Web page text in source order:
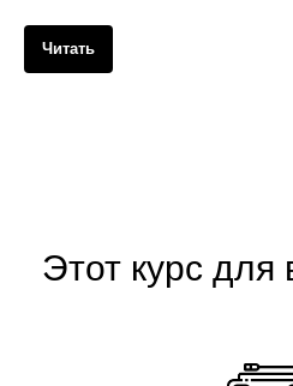
Читать
Этот курс для